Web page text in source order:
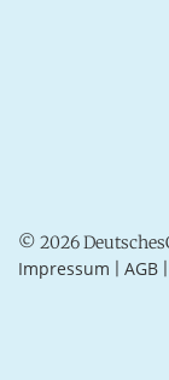
© 2026
Impressum AGB